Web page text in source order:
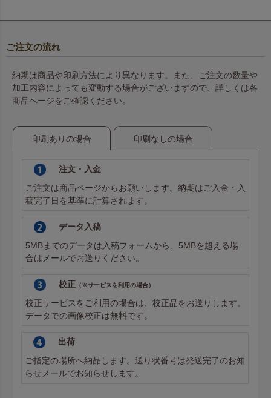
ご注文の流れ
納期は商品や印刷方法により異なります。また、ご注文の数量や
加工内容によっても変動する場合がございますので、詳しくは各
商品ページをご確認ください。
印刷ありの場合 印刷なしの場合
注文・入金
ご注文は商品ページからお願いします。納期はご入金・入
稿完了日を基準に計算されます。
データ入稿
5MBまでのデータは入稿フォームから、5MBを超える場
合はメールでお送りください。
校正（※サービスを利用の場合）
校正サービスをご利用の場合は、校正品をお送りします。
データでの画像校正は無料です。
出荷
ご指定の場所へ納品します。送り状番号は発送完了のお知
らせメールでお知らせします。